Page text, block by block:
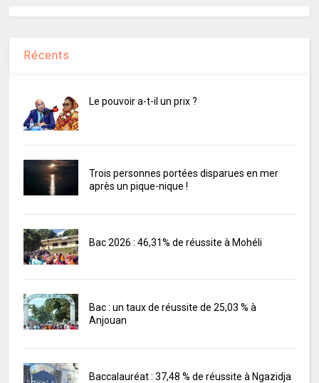
Récents
Le pouvoir a-t-il un prix ?
Trois personnes portées disparues en mer
après un pique-nique !
Bac 2026 : 46,31% de réussite à Mohéli
Bac : un taux de réussite de 25,03 % à
Anjouan
Baccalauréat : 37,48 % de réussite à Ngazidja